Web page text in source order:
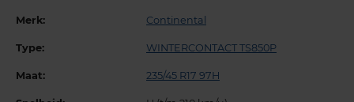
Merk: Continental
Type: WINTERCONTACT TS850P
Maat: 235/45 R17 97H